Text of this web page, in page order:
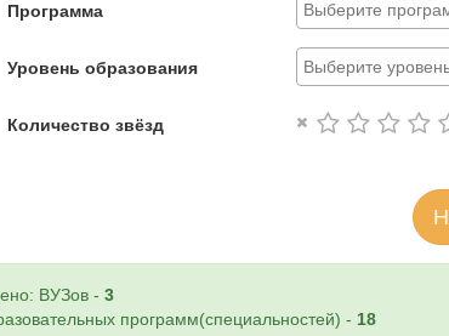
Программа
Уровень образования
Количество звёзд
ВУЗов - 3
программ(специальностей) - 18